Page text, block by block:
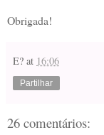
Obrigada!
E? at 16:06
Partilhar
26 comentários: